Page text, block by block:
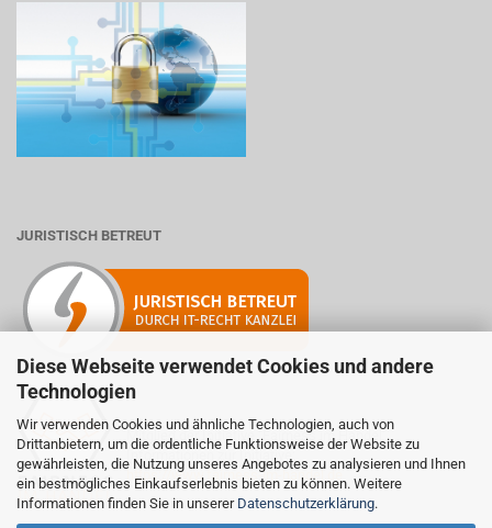
Diese Webseite verwendet Cookies und andere
Technologien
Wir verwenden Cookies und ähnliche Technologien, auch von
Drittanbietern, um die ordentliche Funktionsweise der Website zu
gewährleisten, die Nutzung unseres Angebotes zu analysieren und Ihnen
ein bestmögliches Einkaufserlebnis bieten zu können. Weitere
Informationen finden Sie in unserer Datenschutzerklärung.
JURISTISCH BETREUT
Mitglied der Initiative "Fairness im Handel".
Informationen zur Initiative:
https://www.fairness-im-handel.de